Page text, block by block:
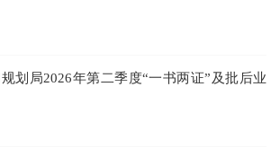
划局2026年第二季度“一书两证”及批后业